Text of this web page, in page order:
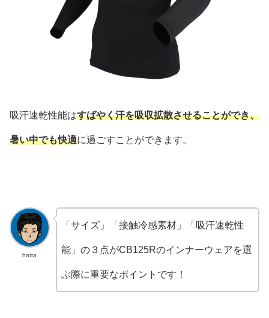
吸汗速乾性能はすばやく汗を吸収拡散させることができ、
暑い中でも快適に過ごすことができます。
hatta
「サイズ」「接触冷感素材」「吸汗速乾性
能」の３点がCB125Rのインナーウェアを選
ぶ際に重要なポイントです！